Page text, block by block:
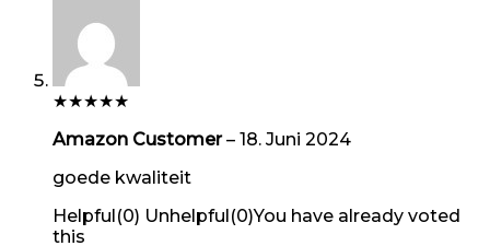
★★★★★
Amazon Customer– 18. Juni 2024
goede kwaliteit
Helpful(0) Unhelpful(0)You have already voted
this